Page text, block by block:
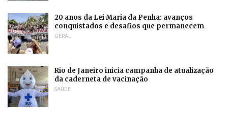
20 anos da Lei Maria da Penha: avanços
conquistados e desafios que permanecem
GERAL
Rio de Janeiro inicia campanha de atualização
da caderneta de vacinação
SAÚDE